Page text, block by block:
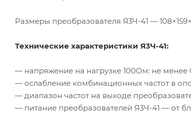
Размеры преобразователя Я3Ч-41 —
Технические характеристики Я3Ч-41:
— напряжение на нагрузке 100Ом: не менее
— ослабление комбинационных частот в
— диапазон частот на выходе
— питание преобразователей Я3Ч-41 — от